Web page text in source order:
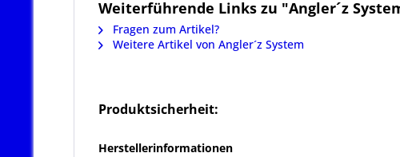
Weiterführende Links zu "Angler´z
Fragen zum Artikel?
Weitere Artikel von Angler´z System
Produktsicherheit:
Herstellerinformationen